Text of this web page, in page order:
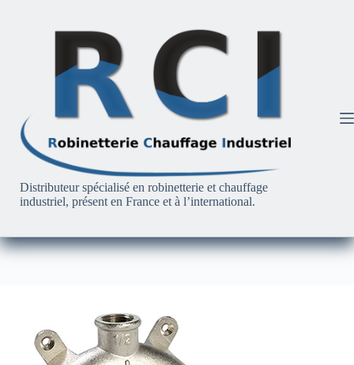
Distributeur spécialisé en robinetterie et chauffage
industriel, présent en France et à l’international.